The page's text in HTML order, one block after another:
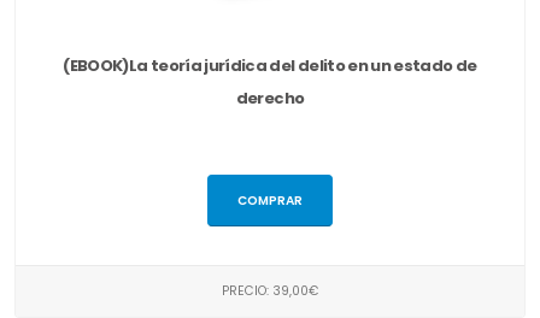
(EBOOK)La teoría jurídica del delito en un estado de
derecho
COMPRAR
PRECIO: 39,00€